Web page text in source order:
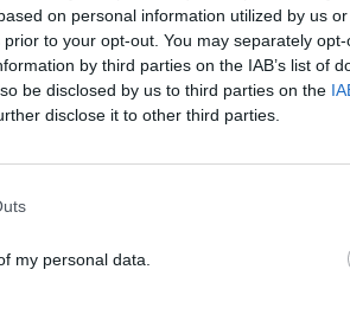
on personal information utilized by us
to your opt-out. You may separately
by third parties on the IAB’s list of
be disclosed by us to third parties on the
disclose it to other third parties.
my personal data.
στην εξυπηρέτηση πελατών
και καλή επικοινωνία
Αγγλικής Γλώσσας
στη δύναμη των ανθρώπων και